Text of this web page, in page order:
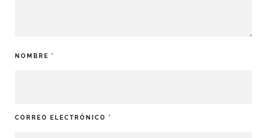
NOMBRE *
CORREO ELECTRÓNICO *